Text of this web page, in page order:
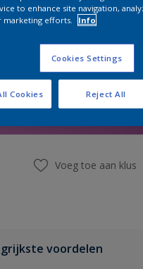
Voeg toe aan klus
voordelen
to enhance site navigation,
marketing efforts.
Info
Cookies Settings
Reject All
Cookies